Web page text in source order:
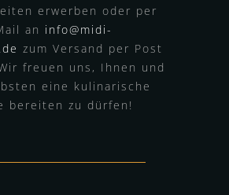
erwerben oder per
an info@midi-
zum Versand per Post
freuen uns, Ihnen und
eine kulinarische
bereiten zu dürfen!